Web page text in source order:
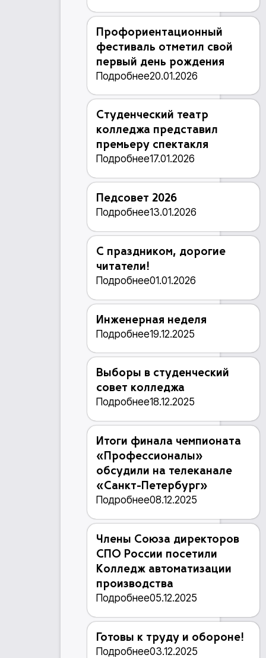
Профориентационный
фестиваль отметил свой
первый день рождения
Подробнее20.01.2026
Студенческий театр
колледжа представил
премьеру спектакля
Подробнее17.01.2026
Педсовет 2026
Подробнее13.01.2026
С праздником, дорогие
читатели!
Подробнее01.01.2026
Инженерная неделя
Подробнее19.12.2025
Выборы в студенческий
совет колледжа
Подробнее18.12.2025
Итоги финала чемпионата
«Профессионалы»
обсудили на телеканале
«Санкт-Петербург»
Подробнее08.12.2025
Члены Союза директоров
СПО России посетили
Колледж автоматизации
производства
Подробнее05.12.2025
Готовы к труду и обороне!
Подробнее03.12.2025